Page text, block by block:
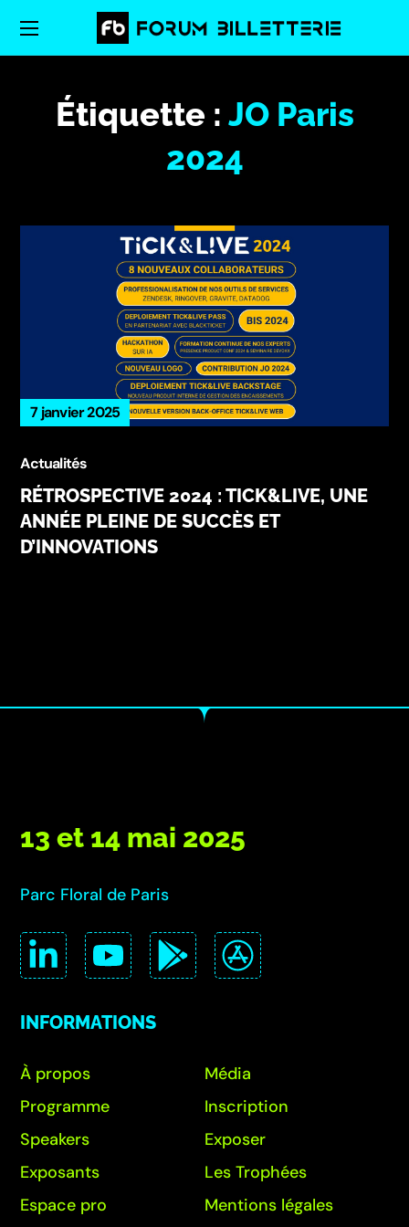
Étiquette : JO Paris
2024
7 janvier 2025
Actualités
RÉTROSPECTIVE 2024 : TICK&LIVE, UNE
ANNÉE PLEINE DE SUCCÈS ET
D’INNOVATIONS
13 et 14 mai 2025
Parc Floral de Paris
INFORMATIONS
À propos
Programme
Speakers
Exposants
Espace pro
Média
Inscription
Exposer
Les Trophées
Mentions légales